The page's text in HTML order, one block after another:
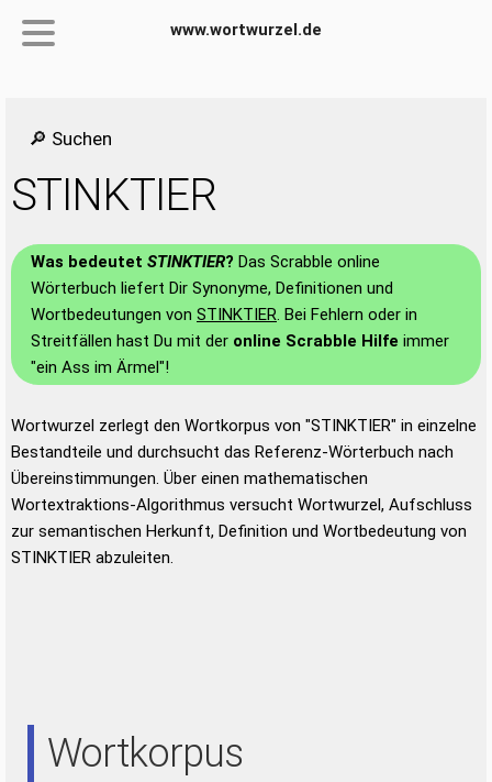
www.wortwurzel.de
🔎 Suchen
STINKTIER
Was bedeutet STINKTIER? Das Scrabble online
Wörterbuch liefert Dir Synonyme, Definitionen und
Wortbedeutungen von STINKTIER. Bei Fehlern oder in
Streitfällen hast Du mit der online Scrabble Hilfe immer
"ein Ass im Ärmel"!
Wortwurzel zerlegt den Wortkorpus von "STINKTIER" in einzelne
Bestandteile und durchsucht das Referenz-Wörterbuch nach
Übereinstimmungen. Über einen mathematischen
Wortextraktions-Algorithmus versucht Wortwurzel, Aufschluss
zur semantischen Herkunft, Definition und Wortbedeutung von
STINKTIER abzuleiten.
Wortkorpus